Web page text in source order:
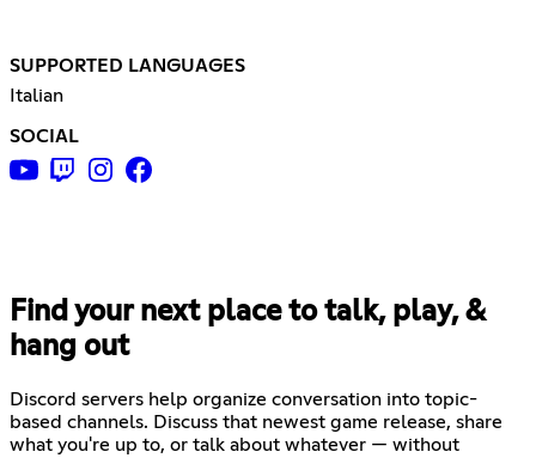
SUPPORTED LANGUAGES
Italian
SOCIAL
Find your next place to talk, play, &
hang out
Discord servers help organize conversation into topic-
based channels. Discuss that newest game release, share
what you're up to, or talk about whatever — without